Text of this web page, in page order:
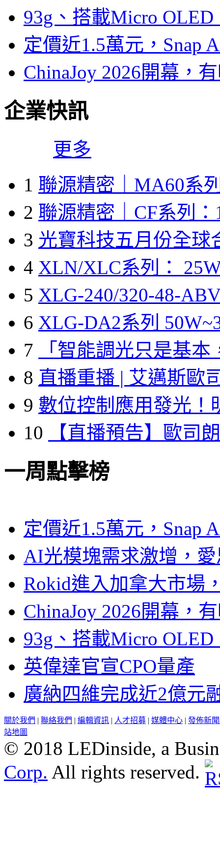
93g、搭載Micro
定價近1.5萬元，Snap
ChinaJoy 2026開幕，
企業快訊
更多
1 聯源精密｜MA60系
2 聯源精密｜CF系列：
3 光寶科技五月份全球
4 XLN/XLC系列：
5 XLG-240/320-48-
6 XLG-DA2系列
7
「智能調光只是基本
8 直播重播 | 艾邁斯歐
9 數位控制應用發光！
10
【直播預告】歐司
一周點擊榜
定價近1.5萬元，Snap
AI光模塊需求激增，
Rokid進入加拿大市場
ChinaJoy 2026開幕，
93g、搭載Micro
英偉達官宣CPO量產
廣納四維完成近2億元
關於我們 | 聯絡我們 | 編輯資訊 | 人才招募 | 媒體中心 | 發佈新
站地圖
© 2018 LEDinside, a
Corp. All rights reserved.